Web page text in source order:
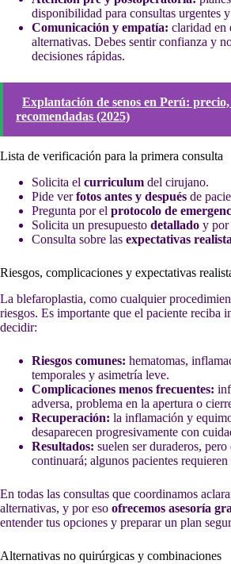
disponibilidad para consultas urgentes
Comunicación y empatía: claridad en
alternativas. Debes sentir confianza y
decisiones rápidas.
Explantación de senos en Perú:
recomendadas (2025)
Lista de verificación para la primera consulta
Solicita el curriculum del cirujano.
Pide verfotos antes y después de
Pregunta por el protocolo de
Solicita un presupuesto detallado y por
Consulta sobre las expectativas
Riesgos, complicaciones y expectativas
La blefaroplastia, como cualquier
riesgos. Es importante que el paciente reciba
decidir:
Riesgos comunes: hematomas,
temporales y asimetría leve.
Complicaciones menos frecuentes:
adversa, problema en la apertura o
Recuperación: la inflamación y
desaparecen progresivamente con
Resultados: suelen ser duraderos,
continuará; algunos pacientes requieren
En todas las consultas que coordinamos
alternativas, y por eso ofrecemos asesoría
entender tus opciones y preparar un plan
Alternativas no quirúrgicas y combinaciones